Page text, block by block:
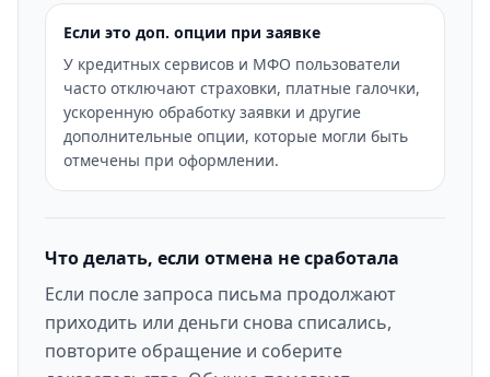
Если это доп. опции при заявке
У кредитных сервисов и МФО пользователи
часто отключают страховки, платные галочки,
ускоренную обработку заявки и другие
дополнительные опции, которые могли быть
отмечены при оформлении.
Что делать, если отмена не сработала
Если после запроса письма продолжают
приходить или деньги снова списались,
повторите обращение и соберите